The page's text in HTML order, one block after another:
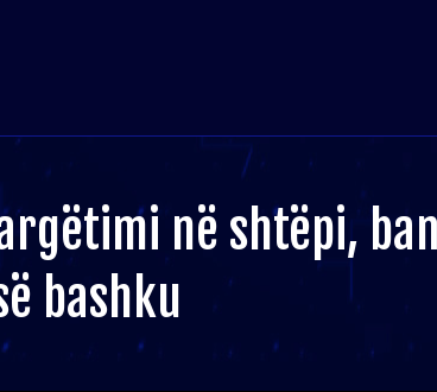
në shtëpi,
bashku